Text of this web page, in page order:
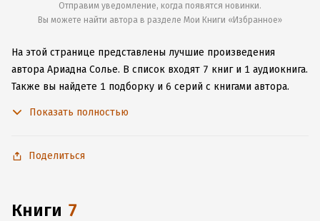
Отправим уведомление, когда появятся новинки.
Вы можете найти автора в разделе Мои Книги «Избранное»
На этой странице представлены лучшие произведения
автора Ариадна Солье. В список входят 7 книг и 1 аудиокнига.
Также вы найдете 1 подборку и 6 серий с книгами автора.
чтобы не расставаться с любимыми произведениями даже
Показать полностью
Поделиться
книги 7